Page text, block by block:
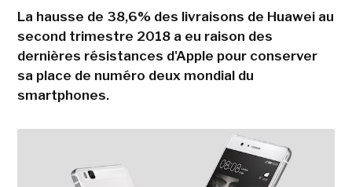
La hausse de 38,6% des livraisons de Huawei au
second trimestre 2018 a eu raison des
dernières résistances d'Apple pour conserver
sa place de numéro deux mondial du
smartphones.